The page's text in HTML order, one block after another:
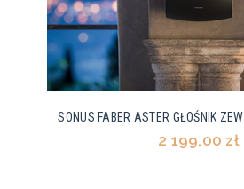
SONUS FABER ASTER GŁOŚNIK
2 199,00 zł